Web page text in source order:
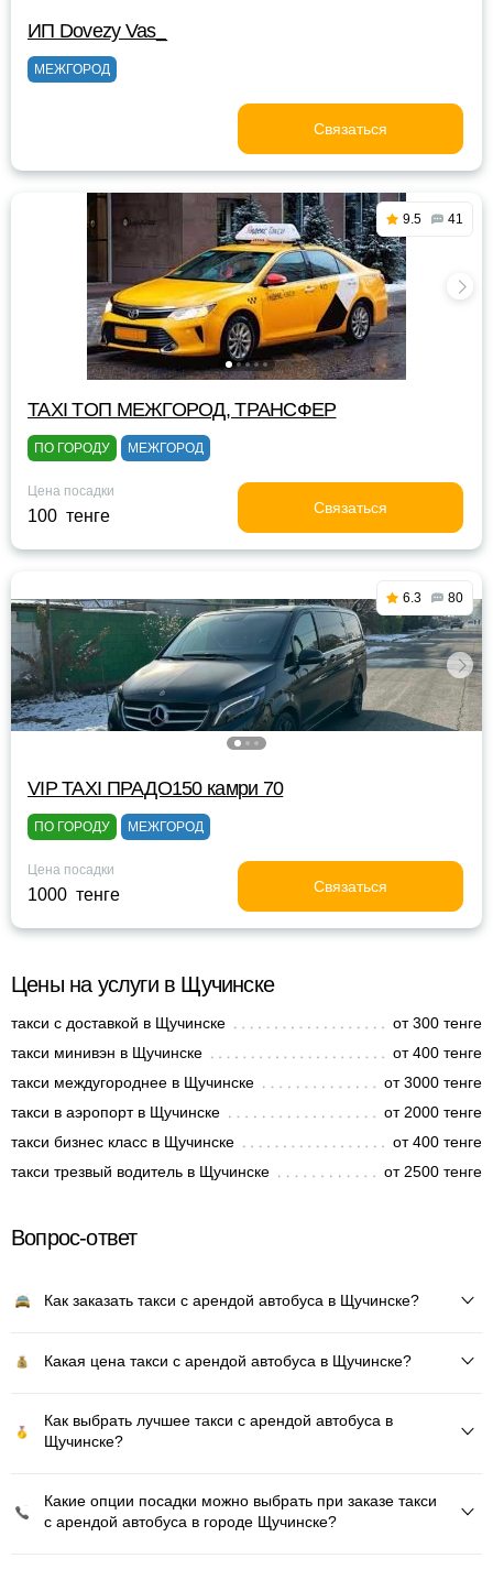
ИП Dovezy Vas_
МЕЖГОРОД
Связаться
9.5 41
TAXI TOП МЕЖГОРОД, ТРАНСФЕР
ПО ГОРОДУ МЕЖГОРОД
Цена посадки
100 тенге Связаться
6.3 80
VIP TAXI ПРАДО150 камри 70
ПО ГОРОДУ МЕЖГОРОД
Цена посадки
1000 тенге Связаться
Цены на услуги в Щучинске
такси с доставкой в Щучинске
от 300 тенге
такси минивэн в Щучинске
от 400 тенге
такси междугороднее в Щучинске
от 3000 тенге
такси в аэропорт в Щучинске
от 2000 тенге
такси бизнес класс в Щучинске
от 400 тенге
такси трезвый водитель в Щучинске
от 2500 тенге
Вопрос-ответ
Как заказать такси с арендой автобуса в Щучинске?
Какая цена такси с арендой автобуса в Щучинске?
Как выбрать лучшее такси с арендой автобуса в
Щучинске?
Какие опции посадки можно выбрать при заказе такси
с арендой автобуса в городе Щучинске?